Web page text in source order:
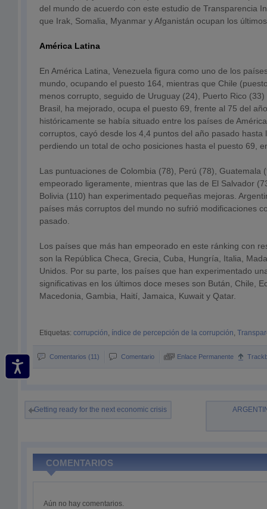
del mundo de acuerdo con este estudio de Transparencia
que Irak, Somalia, Myanmar y Afganistán ocupan los
América Latina
En América Latina, Venezuela figura como uno de los
mundo, ocupando el puesto 164, mientras que Chile
menos corrupto, seguido de Uruguay (24), Puerto Rico
Brasil, ha mejorado, ocupa el puesto 69, frente al 75 del
históricamente se había situado entre los países de
corruptos, cayó desde los 4,4 puntos del año pasado hasta
perdiendo un total de ocho posiciones hasta el puesto 69,
Las puntuaciones de Colombia (78), Perú (78), Guatemala
empeorado ligeramente, mientras que las de El Salvador
Bolivia (110) han experimentado pequeñas mejoras.
países más corruptos del mundo no sufrió modificaciones
pasado.
Los países que más han empeorado en este ránking con
son la República Checa, Grecia, Cuba, Hungría, Italia,
Unidos. Por su parte, los países que han experimentado
significativas en los últimos doce meses son Bután, Chile,
Macedonia, Gambia, Haití, Jamaica, Kuwait y Qatar.
Etiquetas: corrupción, índice de percepción de la corrupción,
Comentarios (11) Comentario Enlace Permanente
Getting ready for the next economic crisis
COMENTARIOS
Aún no hay comentarios.